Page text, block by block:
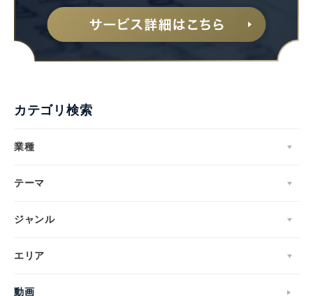
カテゴリ検索
業種
テーマ
ジャンル
エリア
動画